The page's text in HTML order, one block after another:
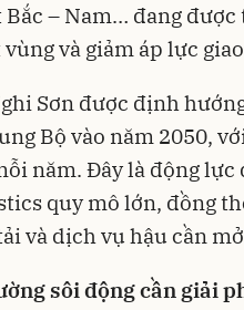
– Nam… đang
và giảm áp lực
Sơn được định
Bộ vào năm 2050,
năm. Đây là động
quy mô lớn, đồng
và dịch vụ hậu cần
sôi động cần giải